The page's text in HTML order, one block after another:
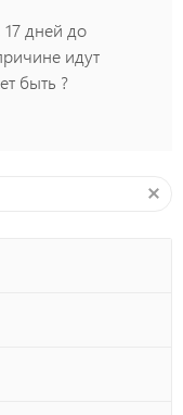
17 дней до
идут
быть ?